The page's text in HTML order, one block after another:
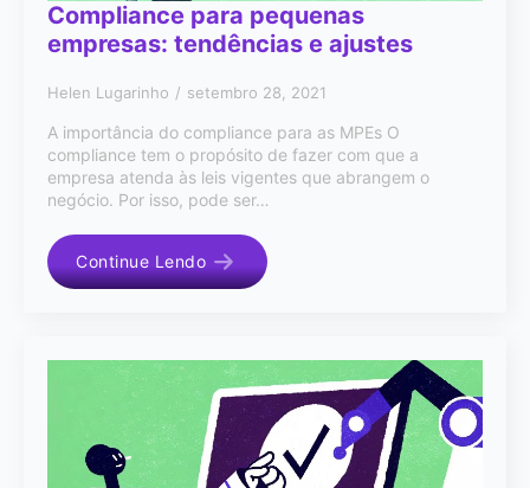
Compliance para pequenas
empresas: tendências e ajustes
Helen Lugarinho setembro 28, 2021
A importância do compliance para as MPEs O
compliance tem o propósito de fazer com que a
empresa atenda às leis vigentes que abrangem o
negócio. Por isso, pode ser…
Continue Lendo